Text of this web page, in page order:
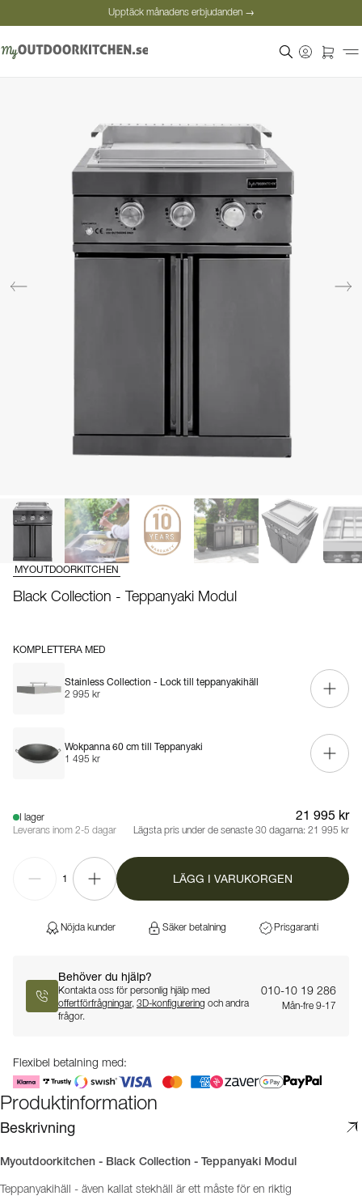
Upptäck månadens erbjudanden →
MYOUTDOORKITCHEN
Black Collection - Teppanyaki Modul
KOMPLETTERA MED
Stainless Collection - Lock till teppanyakihäll
2 995 kr
Wokpanna 60 cm till Teppanyaki
1 495 kr
I lager
Leverans inom 2-5 dagar
21 995 kr
Lägsta pris under de senaste 30 dagarna: 21 995 kr
1 LÄGG I VARUKORGEN
Nöjda kunder Säker betalning Prisgaranti
Behöver du hjälp?
Kontakta oss för personlig hjälp med
offertförfrågningar, 3D-konfigurering och andra
frågor.
010-10 19 286
Mån-fre 9-17
Flexibel betalning med:
Produktinformation
Beskrivning
Myoutdoorkitchen - Black Collection - Teppanyaki Modul
Teppanyakihäll - även kallat stekhäll är ett måste för en riktig